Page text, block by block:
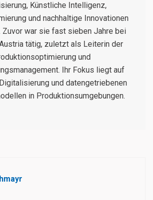
Künstliche Intelligenz,
und nachhaltige Innovationen
Zuvor war sie fast sieben Jahre bei
tätig, zuletzt als Leiterin der
und
Ihr Fokus liegt auf
und datengetriebenen
in Produktionsumgebungen.